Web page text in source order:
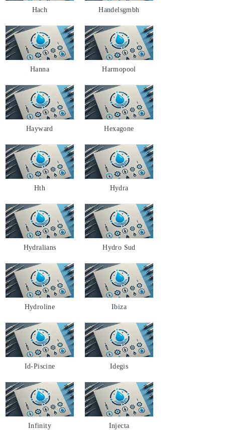
Hach Handelsgmbh
Hanna Harmopool
Hayward Hexagone
Hth Hydra
Hydralians Hydro Sud
Hydroline Ibiza
Id-Piscine Idegis
Infinity Injecta